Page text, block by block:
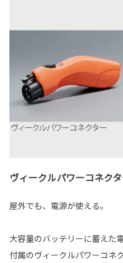
ヴィークルパワーコネク
屋外でも、電源が使える。
大容量のバッテリーに蓄えた
付属のヴィークルパワーコネ